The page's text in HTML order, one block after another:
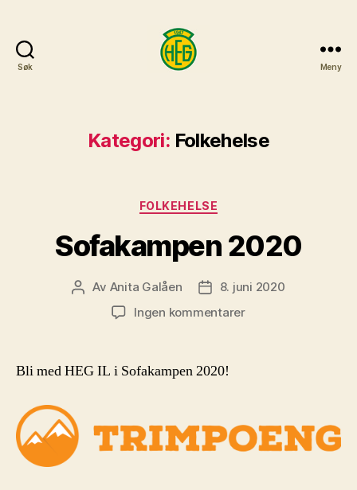
Søk Meny
Kategori: Folkehelse
Kategorier
FOLKEHELSE
Sofakampen 2020
Innleggsforfatter
Av Anita Galåen Publiseringsdato
8. juni 2020
Ingen kommentarertil
Bli med HEG IL i Sofakampen 2020!